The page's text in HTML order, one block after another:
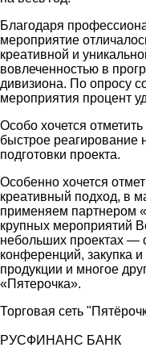
Благодаря
мероприятие
креативной и
вовлеченностью в
дивизиона. По опросу
мероприятия процент
Особо хочется
быстрое реагирование
подготовки проекта.
Особенно хочется
креативный подход, в
применяем партнером
крупных мероприятий
небольших проектах —
конференций, закупка
продукции и многое
«Пятерочка».
Торговая сеть
РУСФИНАНС БАНК